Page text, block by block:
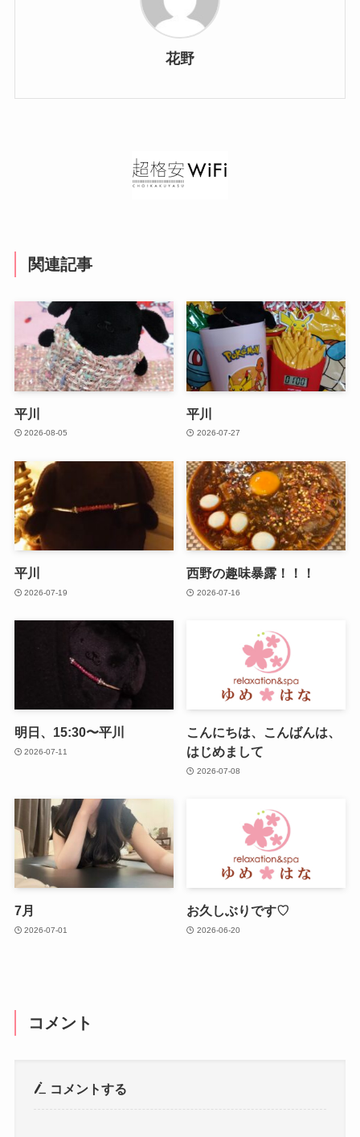
花野
関連記事
平川
2026-08-05
平川
2026-07-27
平川
2026-07-19
西野の趣味暴露！！！
2026-07-16
明日、15:30〜平川
2026-07-11
こんにちは、こんばんは、
はじめまして
2026-07-08
7月
2026-07-01
お久しぶりです♡
2026-06-20
コメント
コメントする